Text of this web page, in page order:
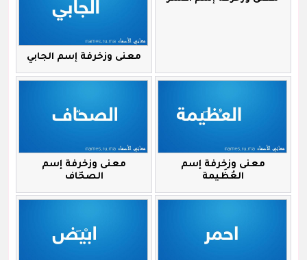
معنى وزخرفة إسم الجابي
معنى وزخرفة إسم
العُظَيمة
معنى وزخرفة إسم
الصحّاف